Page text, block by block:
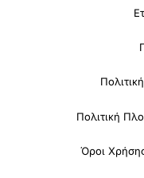
Πολιτική
Όροι